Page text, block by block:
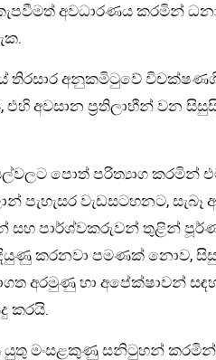
අවධාරණය කරමින්
තිරසාර අනුකමිටුවේ
අවසාන ප්‍රතිලාභීන් වන
පොත් පරිත්‍යාග
වැඩසටහනට, සැබෑ
සහ පාර්ශ්වකරුවන් තුළින්
කරනවා පමණක් නොව,
අරමුණු හා අපේක්ෂාවන්
කරයි.
යුතු මංසළකුණු සනිටුහන්